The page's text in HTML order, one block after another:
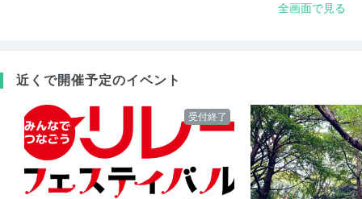
全画面で見る
近くで開催予定のイベント
受付終了